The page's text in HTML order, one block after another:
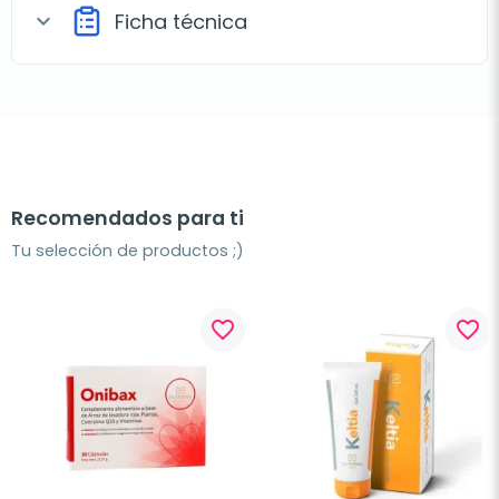
expand_more Ficha técnica
Recomendados para ti
Tu selección de productos ;)
favorite_border favorite_border